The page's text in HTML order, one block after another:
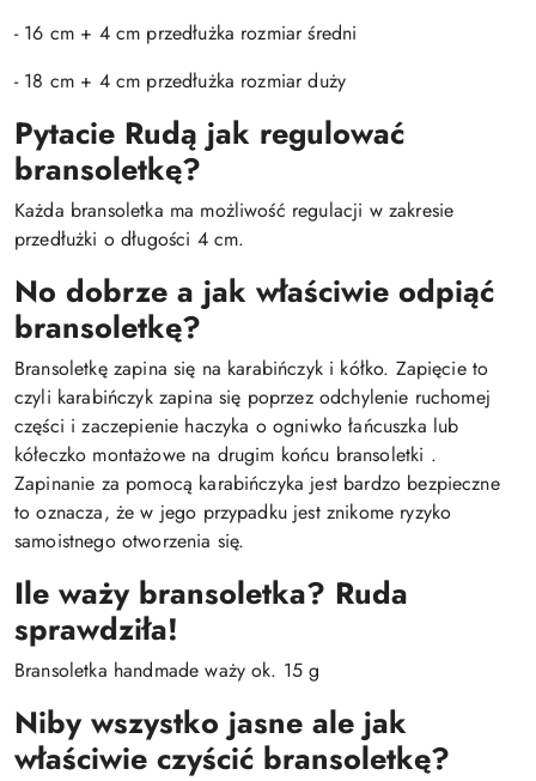
- 16 cm + 4 cm przedłużka rozmiar średni
- 18 cm + 4 cm przedłużka rozmiar duży
Pytacie Rudą jak regulować
bransoletkę?
Każda bransoletka ma możliwość regulacji w zakresie
przedłużki o długości 4 cm.
No dobrze a jak właściwie odpiąć
bransoletkę?
Bransoletkę zapina się na karabińczyk i kółko. Zapięcie to
czyli karabińczyk zapina się poprzez odchylenie ruchomej
części i zaczepienie haczyka o ogniwko łańcuszka lub
kółeczko montażowe na drugim końcu bransoletki .
Zapinanie za pomocą karabińczyka jest bardzo bezpieczne
to oznacza, że w jego przypadku jest znikome ryzyko
samoistnego otworzenia się.
Ile waży bransoletka? Ruda
sprawdziła!
Bransoletka handmade waży ok. 15 g
Niby wszystko jasne ale jak
właściwie czyścić bransoletkę?